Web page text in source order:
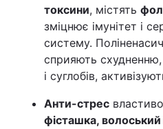
токсини, містять
зміцнює імунітет і
систему.
сприяють
і суглобів,
Анти-стрес
фісташка, волоський